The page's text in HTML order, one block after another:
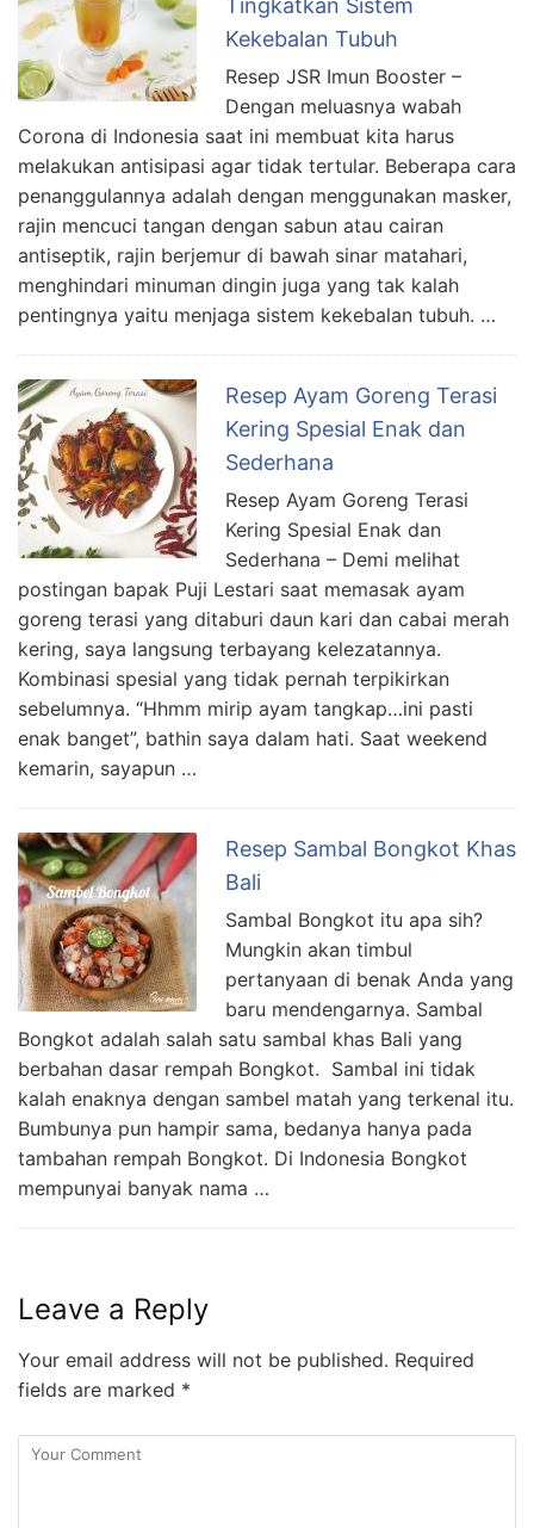
Kekebalan Tubuh
Resep JSR Imun Booster –
Dengan meluasnya wabah
Corona di Indonesia saat ini membuat kita harus
melakukan antisipasi agar tidak tertular. Beberapa cara
penanggulannya adalah dengan menggunakan masker,
rajin mencuci tangan dengan sabun atau cairan
antiseptik, rajin berjemur di bawah sinar matahari,
menghindari minuman dingin juga yang tak kalah
pentingnya yaitu menjaga sistem kekebalan tubuh. …
Resep Ayam Goreng Terasi
Kering Spesial Enak dan
Sederhana
Resep Ayam Goreng Terasi
Kering Spesial Enak dan
Sederhana – Demi melihat
postingan bapak Puji Lestari saat memasak ayam
goreng terasi yang ditaburi daun kari dan cabai merah
kering, saya langsung terbayang kelezatannya.
Kombinasi spesial yang tidak pernah terpikirkan
sebelumnya. “Hhmm mirip ayam tangkap…ini pasti
enak banget”, bathin saya dalam hati. Saat weekend
kemarin, sayapun …
Resep Sambal Bongkot Khas
Bali
Sambal Bongkot itu apa sih?
Mungkin akan timbul
pertanyaan di benak Anda yang
baru mendengarnya. Sambal
Bongkot adalah salah satu sambal khas Bali yang
berbahan dasar rempah Bongkot. Sambal ini tidak
kalah enaknya dengan sambel matah yang terkenal itu.
Bumbunya pun hampir sama, bedanya hanya pada
tambahan rempah Bongkot. Di Indonesia Bongkot
mempunyai banyak nama …
Leave a Reply
Your email address will not be published. Required
fields are marked *